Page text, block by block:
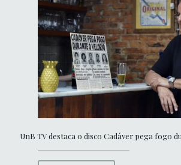
UnB TV destaca o disco Cadáver pega fogo